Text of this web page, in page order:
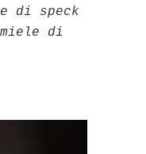
di speck
di